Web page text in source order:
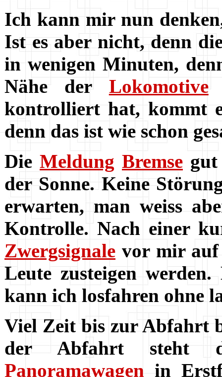
Ich kann mir nun
Ist es aber nicht, denn
in wenigen Minuten,
Nähe der Lokomotive
kontrolliert hat, kommt
denn das ist wie schon
Die Meldung Bremse
der Sonne. Keine
erwarten, man weiss
Kontrolle. Nach einer
Zwergsignale vor mir auf
Leute zusteigen
kann ich losfahren ohne
Viel Zeit bis zur Abfahrt
der Abfahrt steht
Panoramawagen in